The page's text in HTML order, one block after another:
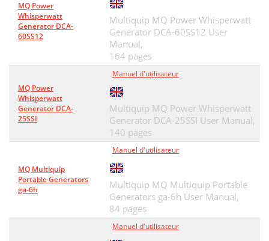
MQ Power
Whisperwatt
Generator DCA-
60SS12
Multiquip MQ Power Whisperwatt
Generator DCA-60SS12 User
Manual,
164 pages
MQ Power
Whisperwatt
Generator DCA-
25SSI
Manuel d'utilisateur
Multiquip MQ Power Whisperwatt
Generator DCA-25SSI User Manual,
140 pages
MQ Multiquip
Portable Generators
ga-6h
Manuel d'utilisateur
Multiquip MQ Multiquip Portable
Generators ga-6h User Manual,
84 pages
Manuel d'utilisateur